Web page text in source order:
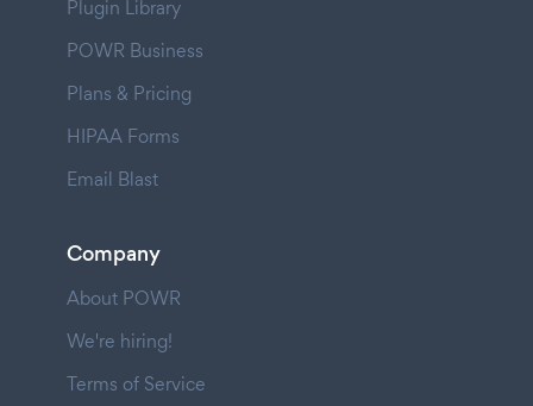
Plugin Library
POWR Business
Plans & Pricing
HIPAA Forms
Email Blast
Company
About POWR
We're hiring!
Terms of Service